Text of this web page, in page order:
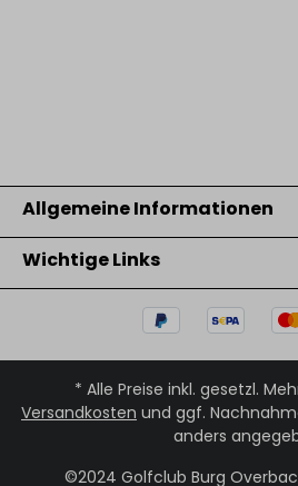
Allgemeine Informationen
Wichtige Links
* Alle Preise inkl. gesetzl.
Versandkosten und ggf.
anders
©2024 Golfclub Burg